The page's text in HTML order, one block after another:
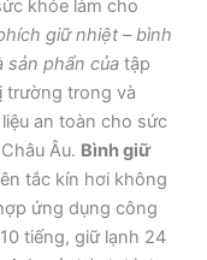
khỏe làm cho
giữ nhiệt – bình
sản phẩn của tập
trường trong và
an toàn cho sức
Âu. Bình giữ
tắc kín hơi không
ứng dụng công
tiếng, giữ lạnh 24